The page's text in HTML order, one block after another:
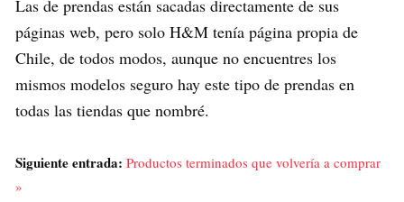
Las de prendas están sacadas directamente de sus
páginas web, pero solo H&M tenía página propia de
Chile, de todos modos, aunque no encuentres los
mismos modelos seguro hay este tipo de prendas en
todas las tiendas que nombré.
Siguiente entrada: Productos terminados que volvería a comprar
»